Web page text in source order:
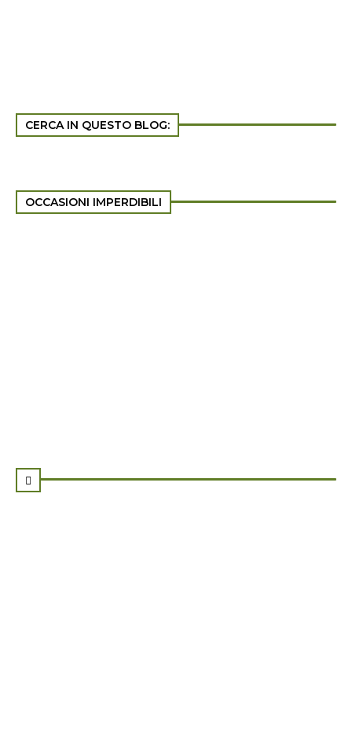
CERCA IN QUESTO BLOG:
OCCASIONI IMPERDIBILI
